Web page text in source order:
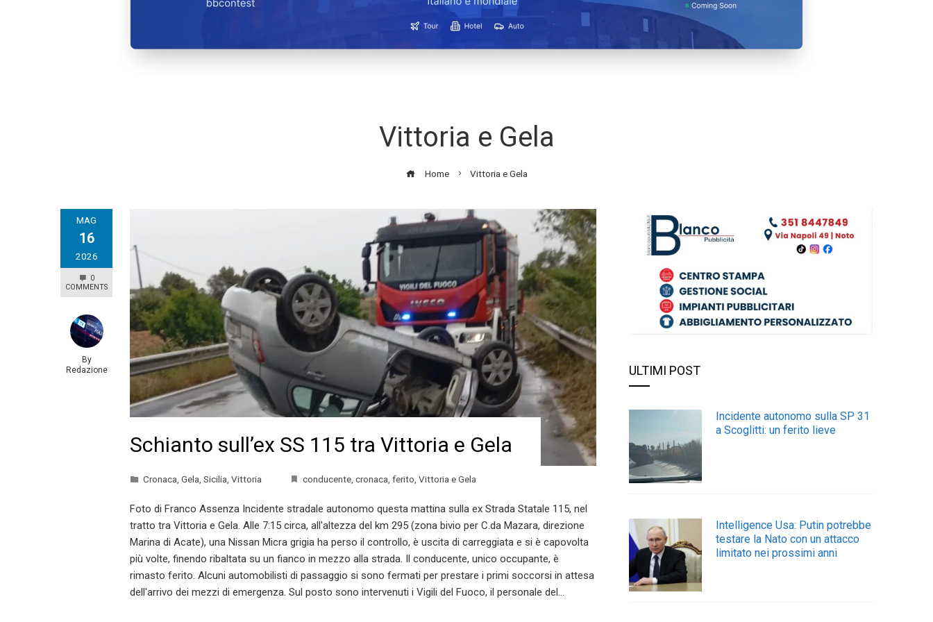
Vittoria e Gela
Home Vittoria e Gela
MAG
16
2026
0
COMMENTS
By
Redazione
Schianto sull’ex SS 115 tra Vittoria e Gela
Cronaca Gela Sicilia Vittoria conducente cronaca ferito Vittoria e Gela
Foto di Franco Assenza Incidente stradale autonomo questa mattina sulla ex Strada Statale 115, nel
tratto tra Vittoria e Gela. Alle 7:15 circa, all'altezza del km 295 (zona bivio per C.da Mazara, direzione
Marina di Acate), una Nissan Micra grigia ha perso il controllo, è uscita di carreggiata e si è capovolta
più volte, finendo ribaltata su un fianco in mezzo alla strada. Il conducente, unico occupante, è
rimasto ferito. Alcuni automobilisti di passaggio si sono fermati per prestare i primi soccorsi in attesa
dell'arrivo dei mezzi di emergenza. Sul posto sono intervenuti i Vigili del Fuoco, il personale del…
ULTIMI POST
Incidente autonomo sulla SP 31
a Scoglitti: un ferito lieve
Intelligence Usa: Putin potrebbe
testare la Nato con un attacco
limitato nei prossimi anni